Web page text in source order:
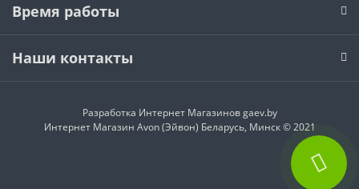
Время работы
Наши контакты
Разработка Интернет Магазиновgaev.by
Интернет Магазин Avon (Эйвон) Беларусь, Минск © 2021